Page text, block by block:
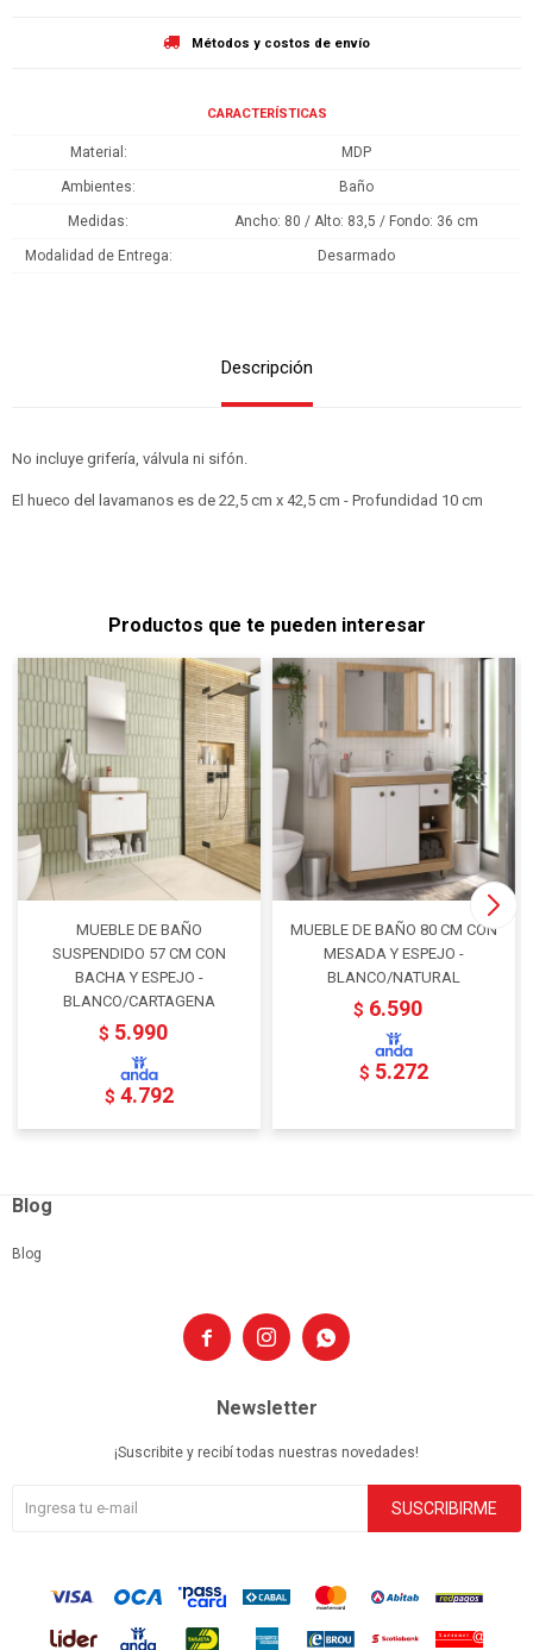
Métodos y costos de envío
CARACTERÍSTICAS
Material MDP
Ambientes Baño
Medidas Ancho: 80 / Alto: 83,5 / Fondo: 36 cm
Modalidad de Entrega Desarmado
Descripción
No incluye grifería, válvula ni sifón.
El hueco del lavamanos es de 22,5 cm x 42,5 cm - Profundidad 10 cm
Productos que te pueden interesar
MUEBLE DE BAÑO
SUSPENDIDO 57 CM CON
BACHA Y ESPEJO -
BLANCO/CARTAGENA
$ 5.990
$ 4.792
MUEBLE DE BAÑO 80 CM CON
MESADA Y ESPEJO -
BLANCO/NATURAL
$ 6.590
$ 5.272
  
Blog
Blog
Newsletter
¡Suscribite y recibí todas nuestras novedades!
SUSCRIBIRME